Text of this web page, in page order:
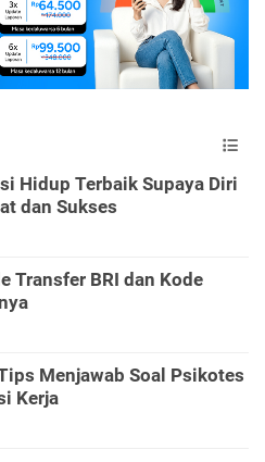
Hidup Terbaik Supaya Diri
dan Sukses
Transfer BRI dan Kode
Menjawab Soal Psikotes
Kerja